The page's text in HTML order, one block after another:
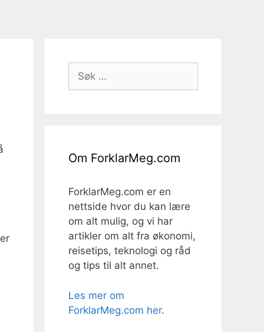
Søk
etter:
Om ForklarMeg.com
ForklarMeg.com er en
nettside hvor du kan lære
om alt mulig, og vi har
artikler om alt fra økonomi,
reisetips, teknologi og råd
og tips til alt annet.
Les mer om
ForklarMeg.com her.